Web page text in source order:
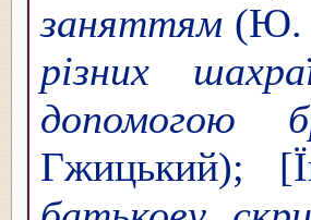
заняттям (Ю.
різних
допомогою
Гжицький);